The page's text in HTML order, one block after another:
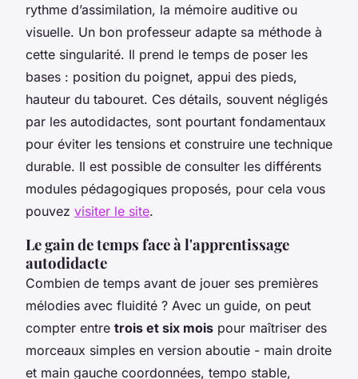
rythme d’assimilation, la mémoire auditive ou
visuelle. Un bon professeur adapte sa méthode à
cette singularité. Il prend le temps de poser les
bases : position du poignet, appui des pieds,
hauteur du tabouret. Ces détails, souvent négligés
par les autodidactes, sont pourtant fondamentaux
pour éviter les tensions et construire une technique
durable. Il est possible de consulter les différents
modules pédagogiques proposés, pour cela vous
pouvez visiter le site.
Le gain de temps face à l'apprentissage
autodidacte
Combien de temps avant de jouer ses premières
mélodies avec fluidité ? Avec un guide, on peut
compter entre trois et six mois pour maîtriser des
morceaux simples en version aboutie - main droite
et main gauche coordonnées, tempo stable,